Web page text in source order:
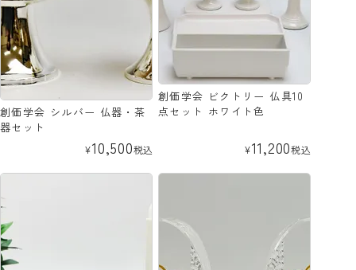
創価学会 シルバー 仏器・茶
器セット
¥10,500税込
創価学会 ビクトリー 仏具10
点セット ホワイト色
¥11,200税込